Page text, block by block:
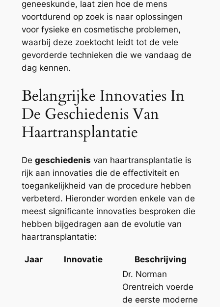
geneeskunde, laat zien hoe de mens
voortdurend op zoek is naar oplossingen
voor fysieke en cosmetische problemen,
waarbij deze zoektocht leidt tot de vele
gevorderde technieken die we vandaag de
dag kennen.
Belangrijke Innovaties In
De Geschiedenis Van
Haartransplantatie
De geschiedenis van haartransplantatie is
rijk aan innovaties die de effectiviteit en
toegankelijkheid van de procedure hebben
verbeterd. Hieronder worden enkele van de
meest significante innovaties besproken die
hebben bijgedragen aan de evolutie van
haartransplantatie:
Jaar Innovatie Beschrijving
Dr. Norman
Orentreich voerde
de eerste moderne